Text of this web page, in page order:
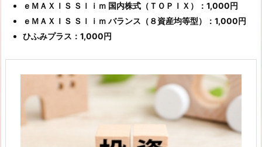
ｅＭＡＸＩＳ Ｓｌｉｍ 国内株式（ＴＯＰＩＸ）：1,000円
ｅＭＡＸＩＳ Ｓｌｉｍ バランス（８資産均等型）：1,000円
ひふみプラス：1,000円